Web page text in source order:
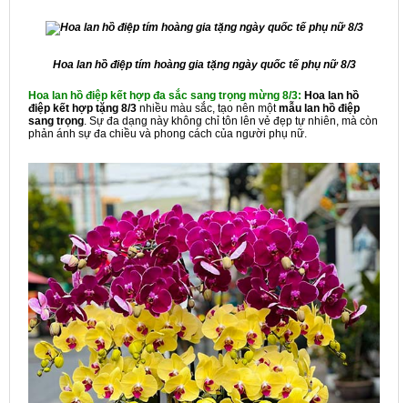
Hoa lan hồ điệp tím hoàng gia tặng ngày quốc tế phụ nữ 8/3
Hoa lan hồ điệp kết hợp đa sắc sang trọng mừng 8/3: Hoa lan hồ
điệp kết hợp tặng 8/3 nhiều màu sắc, tạo nên mộtmẫu lan hồ điệp
sang trọng. Sự đa dạng này không chỉ tôn lên vẻ đẹp tự nhiên, mà còn
phản ánh sự đa chiều và phong cách của người phụ nữ.